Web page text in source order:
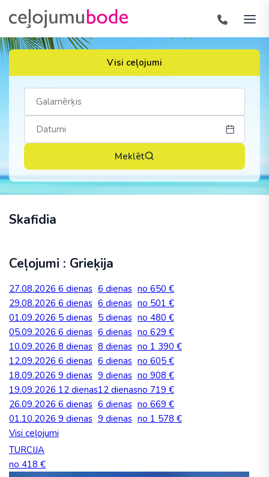
Visi ceļojumi
Meklēt
Skafidia
Ceļojumi : Grieķija
27.08.2026 6 dienas 6 dienas no 650 €
29.08.2026 6 dienas 6 dienas no 501 €
01.09.2026 5 dienas 5 dienas no 480 €
05.09.2026 6 dienas 6 dienas no 629 €
10.09.2026 8 dienas 8 dienas no 1 390 €
12.09.2026 6 dienas 6 dienas no 605 €
18.09.2026 9 dienas 9 dienas no 908 €
19.09.2026 12 dienas12 dienasno 719 €
26.09.2026 6 dienas 6 dienas no 669 €
01.10.2026 9 dienas 9 dienas no 1 578 €
Visi ceļojumi
TURCIJA
no 418 €